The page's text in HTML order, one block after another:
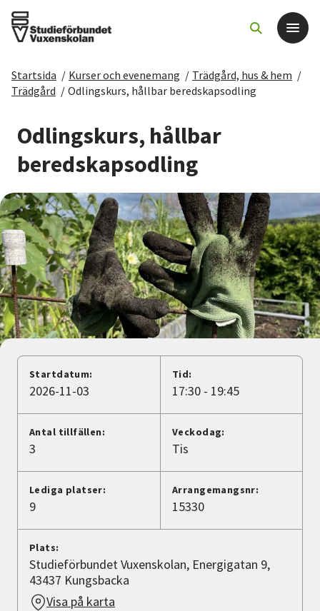
Det här gör vi
För dig som
Sök kurser och evenemang
Om SV
Starta studiecirkel
Cirkelledare
Nyheter
Avdelningar
Lyssna
Startsida / Kurser och evenemang / Trädgård, hus & hem /
Trädgård / Odlingskurs, hållbar beredskapsodling
Odlingskurs, hållbar
beredskapsodling
Startdatum:
2026-11-03
Tid:
17:30 - 19:45
Antal tillfällen:
3
Veckodag:
Tis
Lediga platser:
9
Arrangemangsnr:
15330
Plats:
Studieförbundet Vuxenskolan, Energigatan 9,
43437 Kungsbacka
Visa på karta